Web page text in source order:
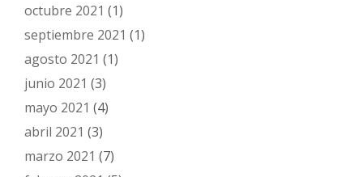
octubre 2021 (1)
septiembre 2021 (1)
agosto 2021 (1)
junio 2021 (3)
mayo 2021 (4)
abril 2021 (3)
marzo 2021 (7)